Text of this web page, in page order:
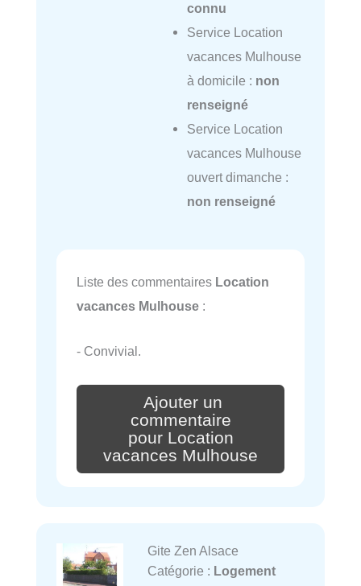
connu
Service Location
vacances Mulhouse
à domicile : non
renseigné
Service Location
vacances Mulhouse
ouvert dimanche :
non renseigné
Liste des commentaires Location
vacances Mulhouse :
- Convivial.
Ajouter un
commentaire
pour Location
vacances Mulhouse
Gite Zen Alsace
Catégorie : Logement